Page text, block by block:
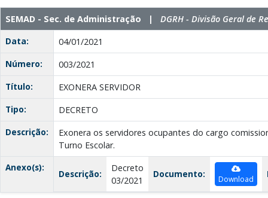
SEMAD - Sec. de Administração | DGRH - Divisão Geral de
Data:
04/01/2021
Número:
003/2021
Título:
EXONERA SERVIDOR
Tipo:
DECRETO
Descrição:
Exonera os servidores ocupantes do cargo
Turno Escolar.
Anexo(s):
Descrição:
Decreto
03/2021
Documento: Download